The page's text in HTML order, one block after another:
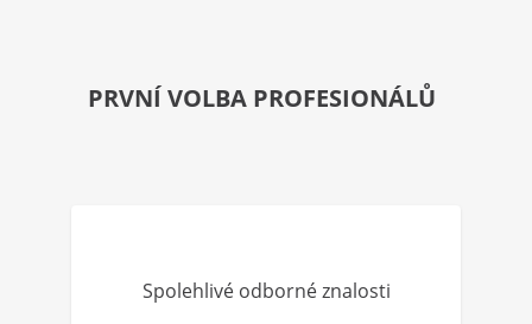
PRVNÍ VOLBA PROFESIONÁLŮ
Spolehlivé odborné znalosti